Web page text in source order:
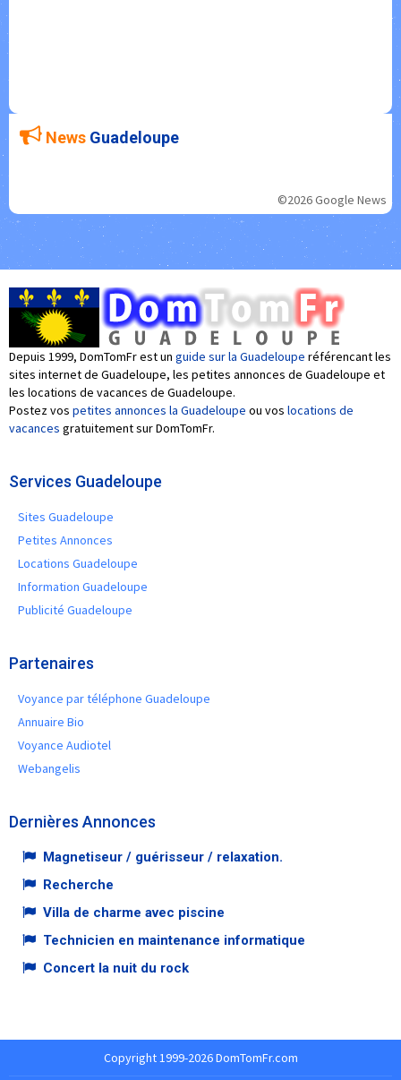
News Guadeloupe
©2026 Google News
Depuis 1999, DomTomFr est un guide sur la Guadeloupe référencant les
sites internet de Guadeloupe, les petites annonces de Guadeloupe et
les locations de vacances de Guadeloupe.
Postez vos petites annonces la Guadeloupe ou vos locations de
vacances gratuitement sur DomTomFr.
Services Guadeloupe
Sites Guadeloupe
Petites Annonces
Locations Guadeloupe
Information Guadeloupe
Publicité Guadeloupe
Partenaires
Voyance par téléphone Guadeloupe
Annuaire Bio
Voyance Audiotel
Webangelis
Dernières Annonces
Magnetiseur / guérisseur / relaxation.
Recherche
Villa de charme avec piscine
Technicien en maintenance informatique
Concert la nuit du rock
Copyright 1999-2026 DomTomFr.com